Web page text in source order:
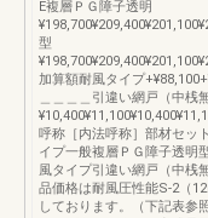
E複層ＰＧ障子透明
型
加算額耐風タイプ
＿＿＿＿引違い網戸（中桟無
呼称［内法呼称］部材セッ
イプ一般複層ＰＧ障子透明
風タイプ引違い網戸（中桟
品価格は耐風圧性能S-2（
しております。（下記表